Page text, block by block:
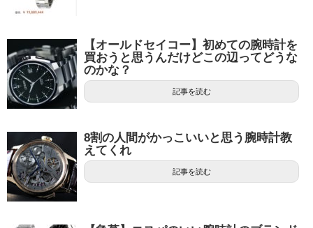
【オールドセイコー】初めての腕時計を
買おうと思うんだけどこの辺ってどうな
のかな？
記事を読む
8割の人間がかっこいいと思う腕時計教
えてくれ
記事を読む